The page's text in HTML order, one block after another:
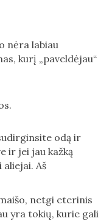
nėra labiau
kurį „paveldėjau“
odą ir
ir jei jau kažką
Aš
netgi eterinis
yra tokių, kurie gali